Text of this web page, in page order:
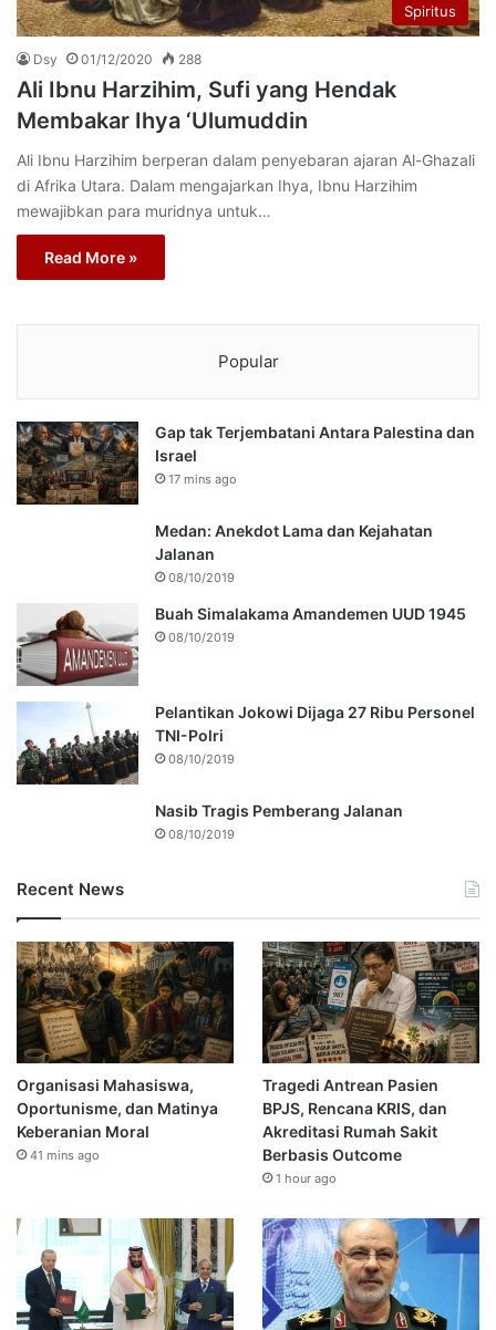
Spiritus
Dsy 01/12/2020 288
Ali Ibnu Harzihim, Sufi yang Hendak
Membakar Ihya ‘Ulumuddin
Ali Ibnu Harzihim berperan dalam penyebaran ajaran Al-Ghazali
di Afrika Utara. Dalam mengajarkan Ihya, Ibnu Harzihim
mewajibkan para muridnya untuk…
Read More »
Popular
Gap tak Terjembatani Antara Palestina dan
Israel
17 mins ago
Medan: Anekdot Lama dan Kejahatan
Jalanan
08/10/2019
Buah Simalakama Amandemen UUD 1945
08/10/2019
Pelantikan Jokowi Dijaga 27 Ribu Personel
TNI-Polri
08/10/2019
Nasib Tragis Pemberang Jalanan
08/10/2019
Recent News
Organisasi Mahasiswa,
Oportunisme, dan Matinya
Keberanian Moral
41 mins ago
Tragedi Antrean Pasien
BPJS, Rencana KRIS, dan
Akreditasi Rumah Sakit
Berbasis Outcome
1 hour ago